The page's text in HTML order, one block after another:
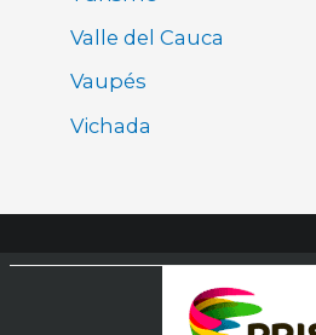
Valle del Cauca
Vaupés
Vichada